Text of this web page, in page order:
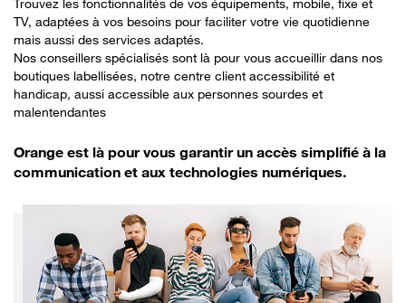
Trouvez les fonctionnalités de vos équipements, mobile, fixe et
TV, adaptées à vos besoins pour faciliter votre vie quotidienne
mais aussi des services adaptés.
Nos conseillers spécialisés sont là pour vous accueillir dans nos
boutiques labellisées, notre centre client accessibilité et
handicap, aussi accessible aux personnes sourdes et
malentendantes
Orange est là pour vous garantir un accès simplifié à la
communication et aux technologies numériques.